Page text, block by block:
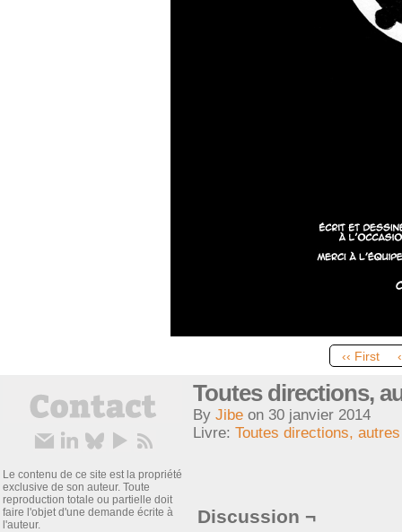
‹‹ First
Le contenu de ce site est la propriété
exclusive de son auteur. Toute
reproduction totale ou partielle doit
faire l'objet d'une demande écrite à
l'auteur.
Toutes directions,
By Jibe on 30 janvier 2014
Livre: Toutes directions,
Discussion ¬